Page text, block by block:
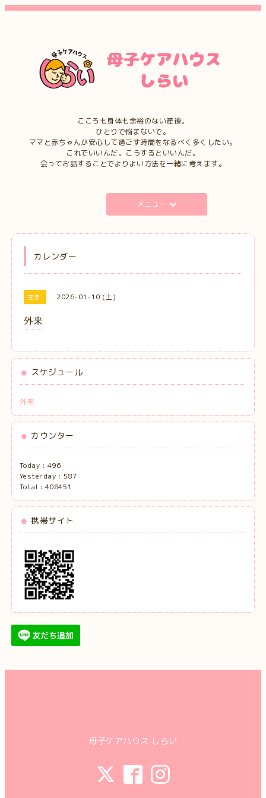
こころも身体も余裕のない産後。
ひとりで悩まないで。
ママと赤ちゃんが安心して過ごす時間をなるべく多くしたい。
これでいいんだ。こうするといいんだ。
会ってお話することでよりよい方法を一緒に考えます。
メニュー
カレンダー
空き 2026-01-10 (土)
外来
スケジュール
外来
カウンター
Today : 496
Yesterday : 587
Total : 408451
携帯サイト
母子ケアハウス しらい